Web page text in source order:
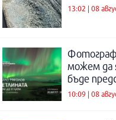
13:02 | 08
можем да
бъде
10:09 | 08